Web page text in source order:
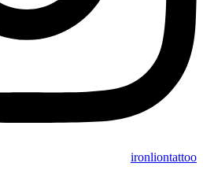
ironliontattoo